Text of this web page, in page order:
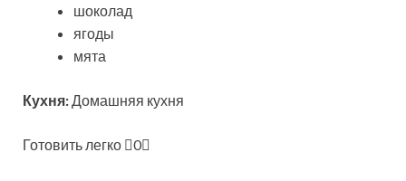
шоколад
ягоды
мята
Кухня: Домашняя кухня
Готовить легко 0